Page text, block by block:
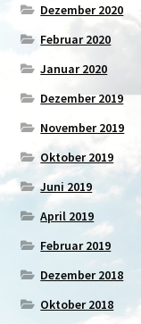
Dezember 2020
Februar 2020
Januar 2020
Dezember 2019
November 2019
Oktober 2019
Juni 2019
April 2019
Februar 2019
Dezember 2018
Oktober 2018